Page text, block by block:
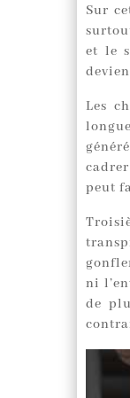
Sur
et le
Les
peut
ni
de